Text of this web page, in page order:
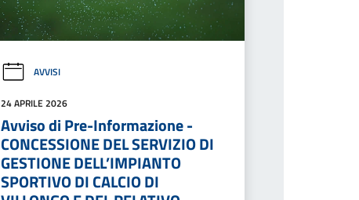
AVVISI
24 APRILE 2026
Avviso di Pre-Informazione -
CONCESSIONE DEL SERVIZIO DI
GESTIONE DELL’IMPIANTO
SPORTIVO DI CALCIO DI